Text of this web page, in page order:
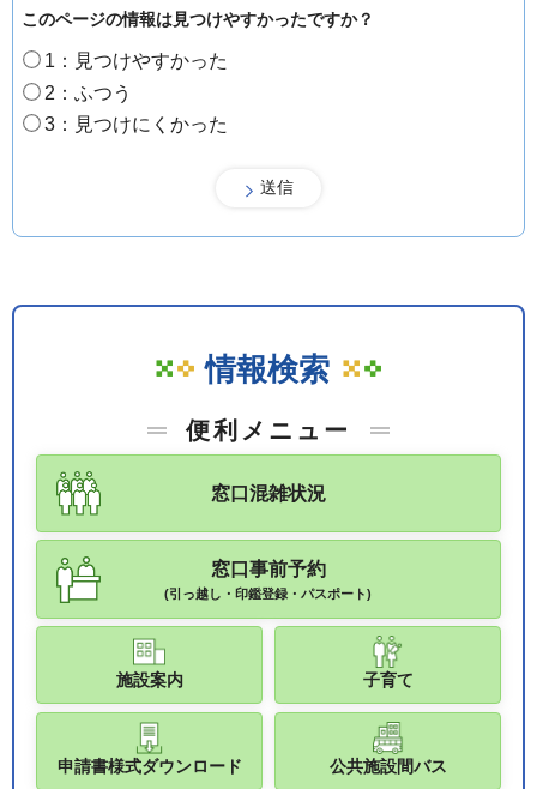
このページの情報は見つけやすかったですか？
1：見つけやすかった
2：ふつう
3：見つけにくかった
情報検索
便利メニュー
窓口混雑状況
窓口事前予約
(引っ越し・印鑑登録・パスポート)
施設案内 子育て
申請書様式ダウンロード 公共施設間バス